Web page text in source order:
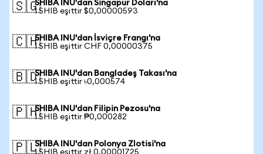
🇸🇬SHIBA INU'dan Singapur Doları'na
1 SHIB eşittir $0,00000593
🇨🇭SHIBA INU'dan İsviçre Frangı'na
1 SHIB eşittir CHF 0,00000375
🇧🇩SHIBA INU'dan Bangladeş Takası'na
1 SHIB eşittir ৳0,000574
🇵🇭SHIBA INU'dan Filipin Pezosu'na
1 SHIB eşittir ₱0,000282
🇵🇱SHIBA INU'dan Polonya Zlotisi'na
1 SHIB eşittir zł 0,00001725